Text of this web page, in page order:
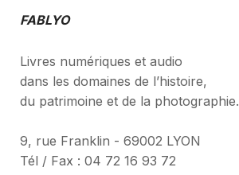
FABLYO
Livres numériques et audio
dans les domaines de l’histoire,
du patrimoine et de la photographie.
9, rue Franklin - 69002 LYON
Tél / Fax : 04 72 16 93 72